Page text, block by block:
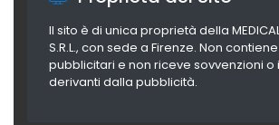
Il sito è di unica proprietà della MEDICAL
S.R.L., con sede a Firenze. Non
pubblicitari e non riceve sovvenzioni o
derivanti dalla pubblicità.